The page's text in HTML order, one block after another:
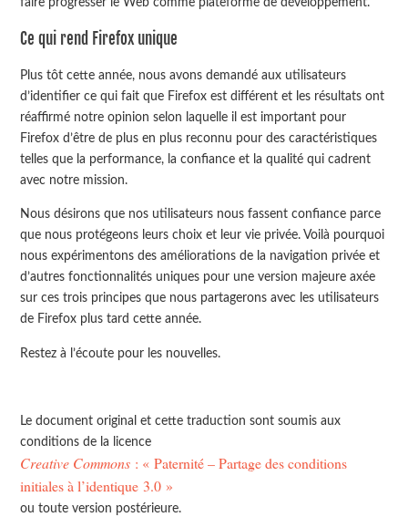
Ce qui rend Firefox unique
Plus tôt cette année, nous avons demandé aux utilisateurs
d’identifier ce qui fait que Firefox est différent et les résultats ont
réaffirmé notre opinion selon laquelle il est important pour
Firefox d’être de plus en plus reconnu pour des caractéristiques
telles que la performance, la confiance et la qualité qui cadrent
avec notre mission.
Nous désirons que nos utilisateurs nous fassent confiance parce
que nous protégeons leurs choix et leur vie privée. Voilà pourquoi
nous expérimentons des améliorations de la navigation privée et
d’autres fonctionnalités uniques pour une version majeure axée
sur ces trois principes que nous partagerons avec les utilisateurs
de Firefox plus tard cette année.
Restez à l’écoute pour les nouvelles.
Le document original et cette traduction sont soumis aux
conditions de la licence
Creative Commons : « Paternité – Partage des conditions
initiales à l’identique 3.0 »
ou toute version postérieure.